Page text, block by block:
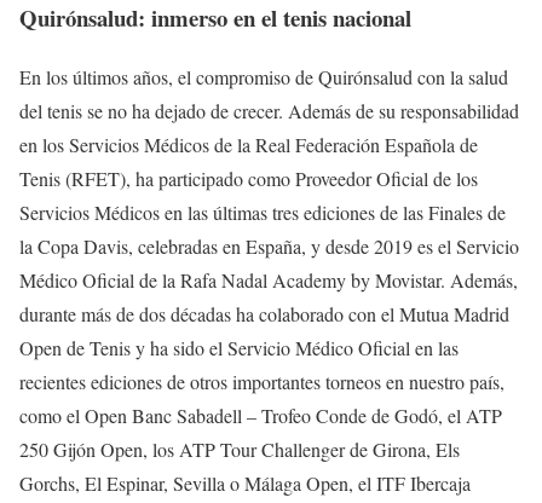
Quirónsalud: inmerso en el tenis nacional
En los últimos años, el compromiso de Quirónsalud con la salud
del tenis se no ha dejado de crecer. Además de su responsabilidad
en los Servicios Médicos de la Real Federación Española de
Tenis (RFET), ha participado como Proveedor Oficial de los
Servicios Médicos en las últimas tres ediciones de las Finales de
la Copa Davis, celebradas en España, y desde 2019 es el Servicio
Médico Oficial de la Rafa Nadal Academy by Movistar. Además,
durante más de dos décadas ha colaborado con el Mutua Madrid
Open de Tenis y ha sido el Servicio Médico Oficial en las
recientes ediciones de otros importantes torneos en nuestro país,
como el Open Banc Sabadell – Trofeo Conde de Godó, el ATP
250 Gijón Open, los ATP Tour Challenger de Girona, Els
Gorchs, El Espinar, Sevilla o Málaga Open, el ITF Ibercaja